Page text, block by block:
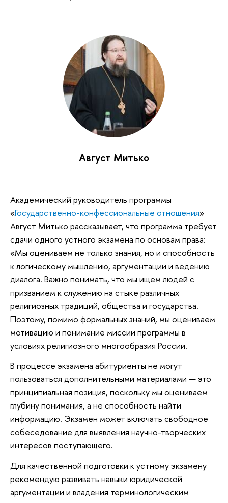
Август Митько
Академический руководитель программы
«Государственно-конфессиональные отношения»
Август Митько рассказывает, что программа требует
сдачи одного устного экзамена по основам права:
«Мы оцениваем не только знания, но и способность
к логическому мышлению, аргументации и ведению
диалога. Важно понимать, что мы ищем людей с
призванием к служению на стыке различных
религиозных традиций, общества и государства.
Поэтому, помимо формальных знаний, мы оцениваем
мотивацию и понимание миссии программы в
условиях религиозного многообразия России.
В процессе экзамена абитуриенты не могут
пользоваться дополнительными материалами — это
принципиальная позиция, поскольку мы оцениваем
глубину понимания, а не способность найти
информацию. Экзамен может включать свободное
собеседование для выявления научно-творческих
интересов поступающего.
Для качественной подготовки к устному экзамену
рекомендую развивать навыки юридической
аргументации и владения терминологическим